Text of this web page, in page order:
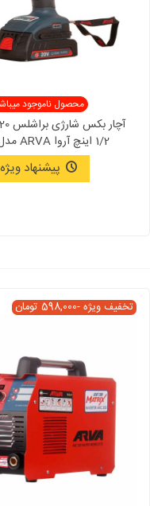
محصول ناموجود
1/2 اینچ آروا ARVA مدل 3230
پیشنهاد ویژه
تخفیف ویژه-598,000 تومان